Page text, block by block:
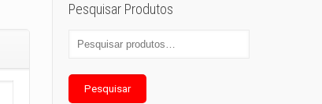
Pesquisar Produtos
Pesquisar